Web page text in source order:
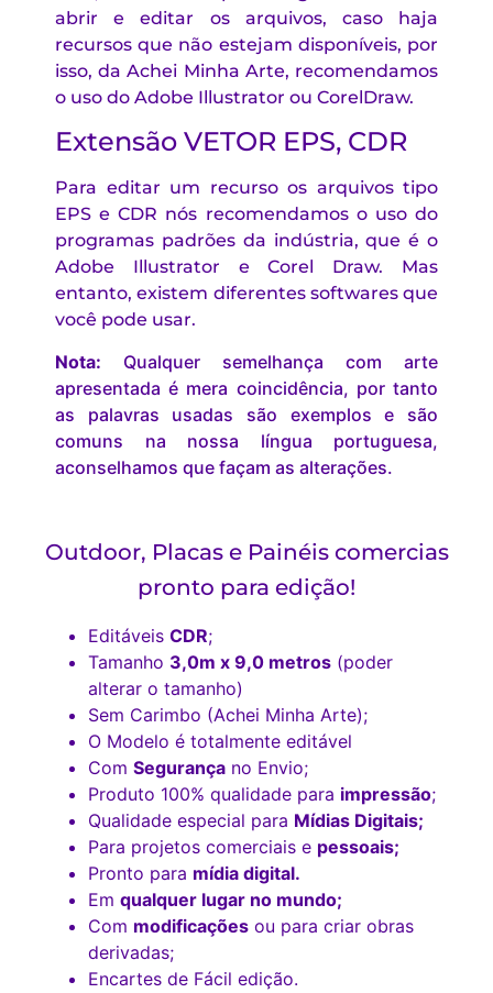
abrir e editar os arquivos, caso haja
recursos que não estejam disponíveis, por
isso, da Achei Minha Arte, recomendamos
o uso do Adobe Illustrator ou CorelDraw.
Extensão VETOR EPS, CDR
Para editar um recurso os arquivos tipo
EPS e CDR nós recomendamos o uso do
programas padrões da indústria, que é o
Adobe Illustrator e Corel Draw. Mas
entanto, existem diferentes softwares que
você pode usar.
Nota: Qualquer semelhança com arte
apresentada é mera coincidência, por tanto
as palavras usadas são exemplos e são
comuns na nossa língua portuguesa,
aconselhamos que façam as alterações.
Outdoor, Placas e Painéis comercias
pronto para edição!
Editáveis CDR;
Tamanho 3,0m x 9,0 metros (poder
alterar o tamanho)
Sem Carimbo (Achei Minha Arte);
O Modelo é totalmente editável
Com Segurança no Envio;
Produto 100% qualidade para impressão;
Qualidade especial para Mídias Digitais;
Para projetos comerciais e pessoais;
Pronto para mídia digital.
Em qualquer lugar no mundo;
Com modificações ou para criar obras
derivadas;
Encartes de Fácil edição.